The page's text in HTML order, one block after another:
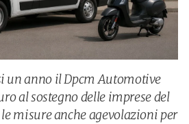
un anno il Dpcm Automotive
al sostegno delle imprese del
misure anche agevolazioni per